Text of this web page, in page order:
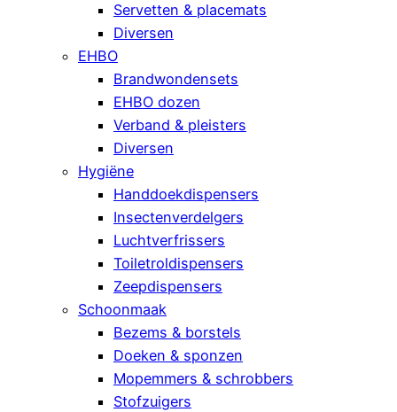
Servetten & placemats
Diversen
EHBO
Brandwondensets
EHBO dozen
Verband & pleisters
Diversen
Hygiëne
Handdoekdispensers
Insectenverdelgers
Luchtverfrissers
Toiletroldispensers
Zeepdispensers
Schoonmaak
Bezems & borstels
Doeken & sponzen
Mopemmers & schrobbers
Stofzuigers